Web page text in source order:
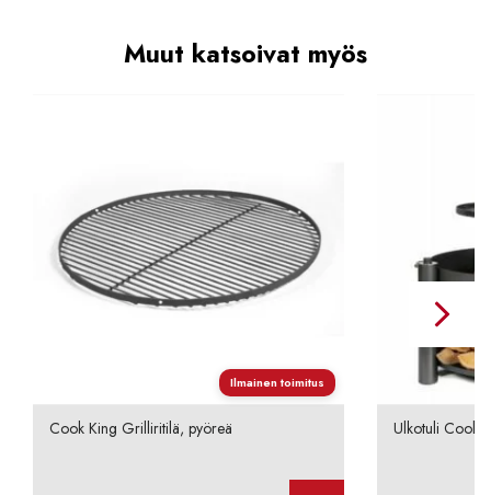
Muut katsoivat myös
Ilmainen toimitus
Cook King Grilliritilä, pyöreä Ulkotuli Cook